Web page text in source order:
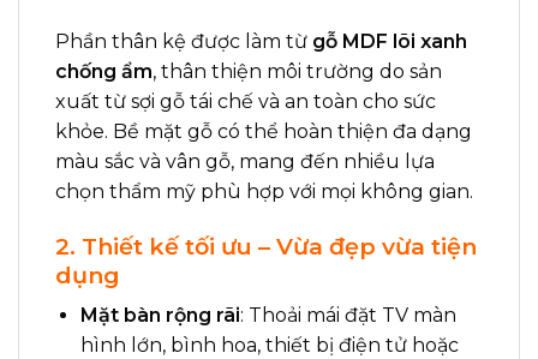
Phần thân kệ được làm từ gỗ MDF lõi xanh
chống ẩm, thân thiện môi trường do sản
xuất từ sợi gỗ tái chế và an toàn cho sức
khỏe. Bề mặt gỗ có thể hoàn thiện đa dạng
màu sắc và vân gỗ, mang đến nhiều lựa
chọn thẩm mỹ phù hợp với mọi không gian.
2. Thiết kế tối ưu – Vừa đẹp vừa tiện
dụng
Mặt bàn rộng rãi: Thoải mái đặt TV màn
hình lớn, bình hoa, thiết bị điện tử hoặc